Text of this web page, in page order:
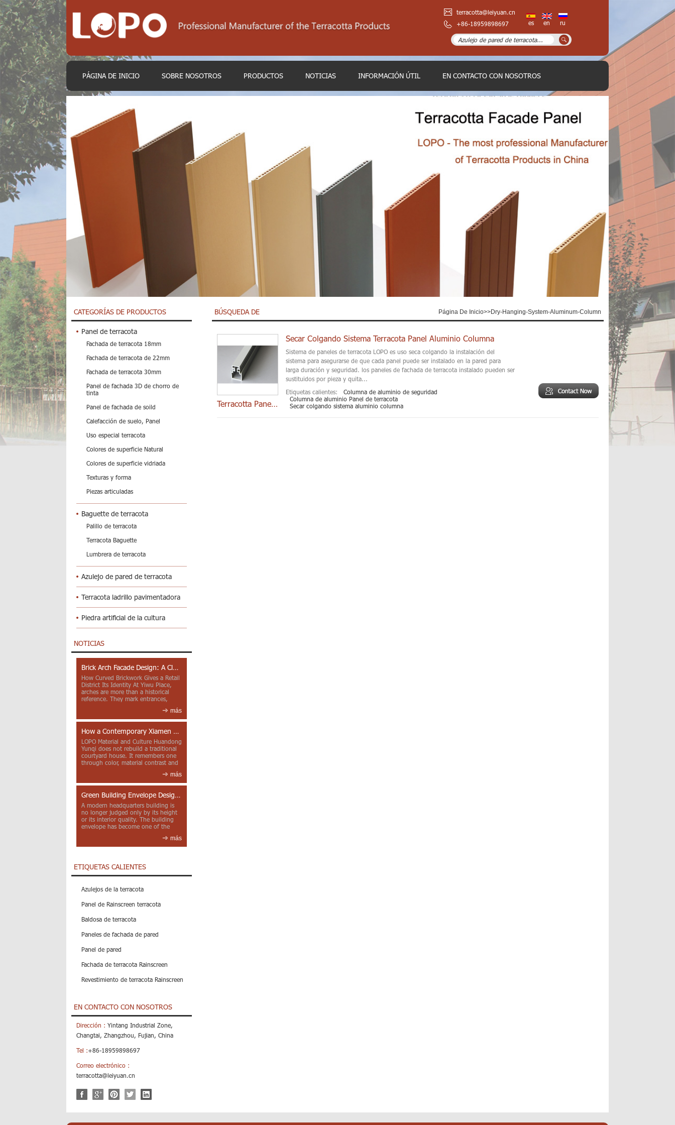
terracotta@leiyuan.cn
+86-18959898697
es en ru
PÁGINA DE INICIO SOBRE NOSOTROS PRODUCTOS NOTICIAS INFORMACIÓN ÚTIL EN CONTACTO CON NOSOTROS
CATEGORÍAS DE PRODUCTOS
Panel de terracota
Fachada de terracota 18mm
Fachada de terracota de 22mm
Fachada de terracota 30mm
Panel de fachada 3D de chorro de
tinta
Panel de fachada de soild
Calefacción de suelo, Panel
Uso especial terracota
Colores de superficie Natural
Colores de superficie vidriada
Texturas y forma
Piezas articuladas
Baguette de terracota
Palillo de terracota
Terracota Baguette
Lumbrera de terracota
Azulejo de pared de terracota
Terracota ladrillo pavimentadora
Piedra artificial de la cultura
NOTICIAS
Brick Arch Facade Design: A Closer Look at Yiwu Place
How Curved Brickwork Gives a Retail
District Its Identity At Yiwu Place,
arches are more than a historical
reference. They mark entrances,
más
How a Contemporary Xiamen Project Reframes Minnan Red Brick
LOPO Material and Culture Huandong
Yunqi does not rebuild a traditional
courtyard house. It remembers one
through color, material contrast and
más
Green Building Envelope Design: Clay Sunscreen Fins for Modern Headquarters Architecture
A modern headquarters building is
no longer judged only by its height
or its interior quality. The building
envelope has become one of the
más
ETIQUETAS CALIENTES
Azulejos de la terracota
Panel de Rainscreen terracota
Baldosa de terracota
Paneles de fachada de pared
Panel de pared
Fachada de terracota Rainscreen
Revestimiento de terracota Rainscreen
EN CONTACTO CON NOSOTROS
Dirección : Yintang Industrial Zone,
Changtai, Zhangzhou, Fujian, China
Tel :+86-18959898697
Correo electrónico :
terracotta@leiyuan.cn
BÚSQUEDA DE Página De Inicio>>Dry-Hanging-System-Aluminum-Column
Secar Colgando Sistema Terracota Panel Aluminio Columna
Sistema de paneles de terracota LOPO es uso seca colgando la instalación del
sistema para asegurarse de que cada panel puede ser instalado en la pared para
larga duración y seguridad. los paneles de fachada de terracota instalado pueden ser
sustituidos por pieza y quita...
Etiquetas calientes:
Columna de aluminio de seguridad
Columna de aluminio Panel de terracota
Secar colgando sistema aluminio columna